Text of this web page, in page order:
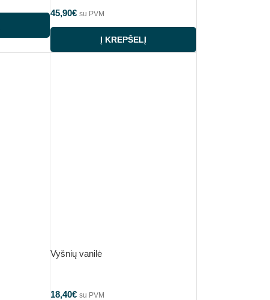
45,90€ su PVM
Į KREPŠELĮ
Vyšnių vanilė
18,40€ su PVM